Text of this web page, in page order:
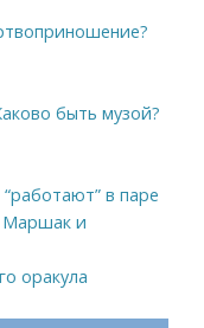
быть музой?
в паре
Маршак и
оракула